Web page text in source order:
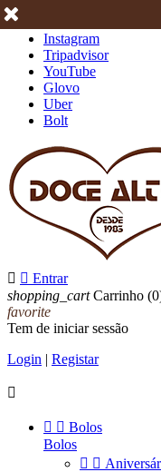
Instagram
Tripadvisor
YouTube
Glovo
Uber
Bolt
  Entrar
shopping_cart Carrinho
favorite
Tem de iniciar sessão
Login | Registar

  Bolos
Bolos
 